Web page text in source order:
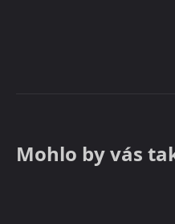
Mohlo by vás